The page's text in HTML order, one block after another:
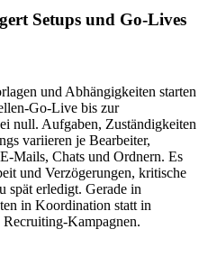
Setups und Go‑Lives
und Abhängigkeiten starten
bis zur
null. Aufgaben, Zuständigkeiten
variieren je Bearbeiter,
Chats und Ordnern. Es
und Verzögerungen, kritische
spät erledigt. Gerade in
in Koordination statt in